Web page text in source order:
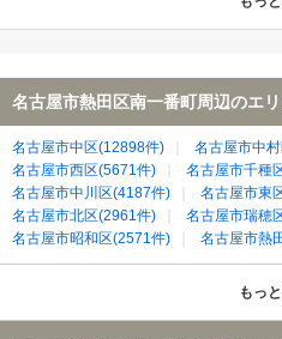
名古屋市熱田区南一番町周辺のエ
名古屋市中区(12898件)
名古屋市中
名古屋市西区(5671件)
名古屋市千種
名古屋市中川区(4187件)
名古屋市東
名古屋市北区(2961件)
名古屋市瑞穂
名古屋市昭和区(2571件)
名古屋市熱
名古屋市名東区(1900件)
名古屋市南
名古屋市緑
もっ